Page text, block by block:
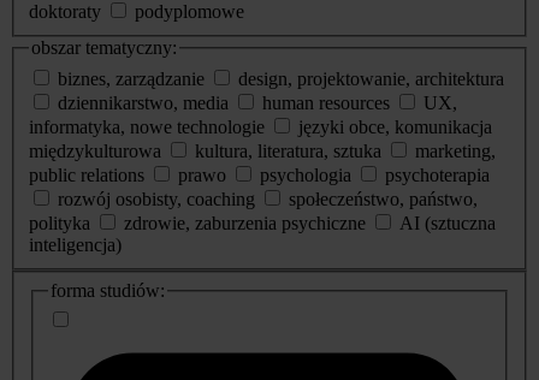
doktoraty
podyplomowe
obszar tematyczny:
biznes, zarządzanie
design, projektowanie, architektura
dziennikarstwo, media
human resources
UX,
informatyka, nowe technologie
języki obce, komunikacja
międzykulturowa
kultura, literatura, sztuka
marketing,
public relations
prawo psychologia
psychoterapia
rozwój osobisty, coaching
społeczeństwo, państwo,
polityka
zdrowie, zaburzenia psychiczne
AI (sztuczna
inteligencja)
dodatkowe
informacje
forma studiów: